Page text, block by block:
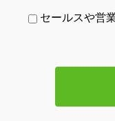
セールスや営